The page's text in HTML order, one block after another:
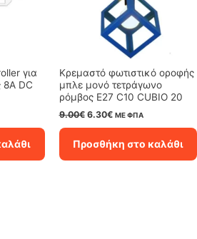
για
8A DC
Κρεμαστό φωτιστικό οροφής
μπλε μονό τετράγωνο
ρόμβος Ε27 C10 CUBIO 20
9.00€ Original
price
9.00€.
6.30€Η
τρέχουσα
είναι:
6.30€.
ΜΕ ΦΠΑ
Προσθήκη στο καλάθι